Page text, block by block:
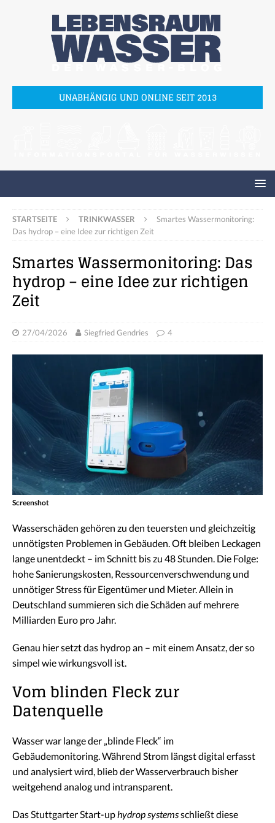
UNABHÄNGIG UND ONLINE SEIT 2013
STARTSEITE TRINKWASSER
Smartes Wassermonitoring:
Das hydrop – eine Idee zur richtigen Zeit
Smartes Wassermonitoring: Das
hydrop – eine Idee zur richtigen
Zeit
27/04/2026 Siegfried Gendries 4
Screenshot
Wasserschäden gehören zu den teuersten und gleichzeitig
unnötigsten Problemen in Gebäuden. Oft bleiben Leckagen
lange unentdeckt – im Schnitt bis zu 48 Stunden. Die Folge:
hohe Sanierungskosten, Ressourcenverschwendung und
unnötiger Stress für Eigentümer und Mieter. Allein in
Deutschland summieren sich die Schäden auf mehrere
Milliarden Euro pro Jahr.
Genau hier setzt das hydrop an – mit einem Ansatz, der so
simpel wie wirkungsvoll ist.
Vom blinden Fleck zur
Datenquelle
Wasser war lange der „blinde Fleck“ im
Gebäudemonitoring. Während Strom längst digital erfasst
und analysiert wird, blieb der Wasserverbrauch bisher
weitgehend analog und intransparent.
Das Stuttgarter Start-uphydrop systemsschließt diese